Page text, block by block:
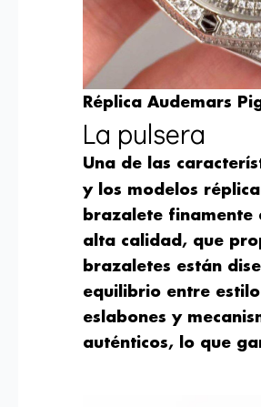
Réplica Audemars
La pulsera
Una de las
y los modelos
brazalete
alta calidad, que
brazaletes están
equilibrio entre
eslabones y
auténticos, lo que